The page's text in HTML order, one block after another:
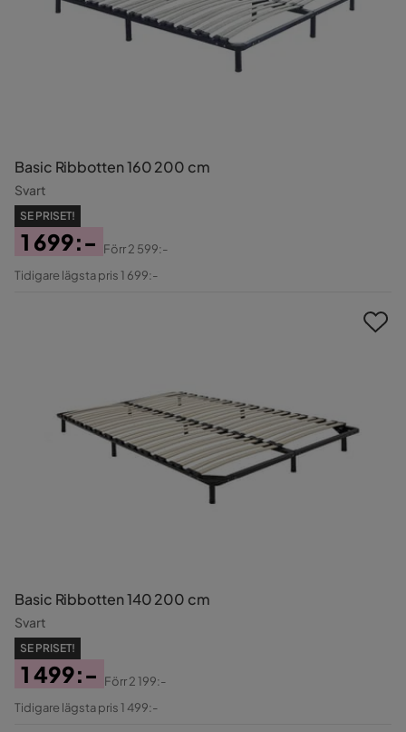
Basic Ribbotten 160 200 cm
Svart
SE PRISET!
Pris
1 699:-
Original
Förr2 599:-
Tidigare lägsta pris 1 699:-
Basic Ribbotten 140 200 cm
Svart
SE PRISET!
Pris
1 499:-
Original
Förr2 199:-
Tidigare lägsta pris 1 499:-